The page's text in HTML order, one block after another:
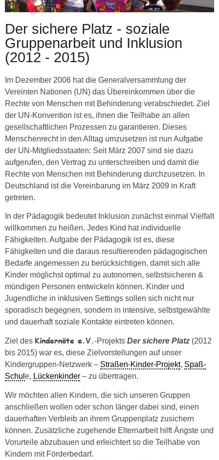
Der sichere Platz - soziale
Gruppenarbeit und Inklusion
(2012 - 2015)
Im Dezember 2006 hat die Generalversammlung der
Vereinten Nationen (UN) das Übereinkommen über die
Rechte von Menschen mit Behinderung verabschiedet. Ziel
der UN-Konvention ist es, ihnen die Teilhabe an allen
gesellschaftlichen Prozessen zu garantieren. Dieses
Menschenrecht in den Alltag umzusetzen ist nun Aufgabe
der UN-Mitgliedsstaaten: Seit März 2007 sind sie dazu
aufgerufen, den Vertrag zu unterschreiben und damit die
Rechte von Menschen mit Behinderung durchzusetzen. In
Deutschland ist die Vereinbarung im März 2009 in Kraft
getreten.
In der Pädagogik bedeutet Inklusion zunächst einmal Vielfalt
willkommen zu heißen. Jedes Kind hat individuelle
Fähigkeiten. Aufgabe der Pädagogik ist es, diese
Fähigkeiten und die daraus resultierenden pädagogischen
Bedarfe angemessen zu berücksichtigen, damit sich alle
Kinder möglichst optimal zu autonomen, selbstsicheren &
mündigen Personen entwickeln können. Kinder und
Jugendliche in inklusiven Settings sollen sich nicht nur
sporadisch begegnen, sondern in intensive, selbstgewählte
und dauerhaft soziale Kontakte eintreten können.
Ziel des Kindernöte e.V.-Projekts Der sichere Platz (2012
bis 2015) war es, diese Zielvorstellungen auf unser
Kindergruppen-Netzwerk – Straßen-Kinder-Projekt, Spaß-
Schul e, Lückenkinder – zu übertragen.
Wir möchten allen Kindern, die sich unseren Gruppen
anschließen wollen oder schon länger dabei sind, einen
dauerhaften Verbleib an ihrem Gruppenplatz zusichern
können. Zusätzliche zugehende Elternarbeit hilft Ängste und
Vorurteile abzubauen und erleichtert so die Teilhabe von
Kindern mit Förderbedarf.